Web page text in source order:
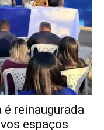
é reinaugurada
espaços